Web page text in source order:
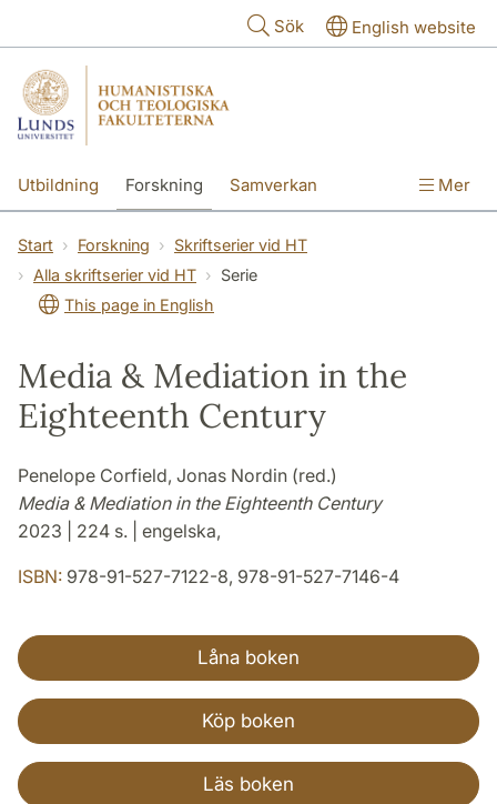
Sök English website
Utbildning Forskning Samverkan Mer
Start Forskning
Skriftserier vid HT
Alla skriftserier vid HT
Serie
This page in English
Media & Mediation in the
Eighteenth Century
Penelope Corfield, Jonas Nordin (red.)
Media & Mediation in the Eighteenth Century
2023 | 224 s. | engelska,
ISBN: 978-91-527-7122-8, 978-91-527-7146-4
Låna boken
Köp boken
Läs boken